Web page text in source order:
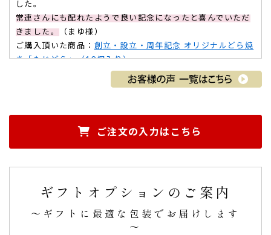
した。
常連さんにも配れたようで良い記念になったと喜んでいただ
きました。
（まゆ様）
ご購入頂いた商品： 創立・設立・周年記念 オリジナルどら焼
き「もじどら」（10個入り）
行きつけの居酒屋さんの周年のお祝い に購入させていただき
急遽飲みに行くことが決まったため、
本来の納期より２日早
ご注文の入力はこちら
ギフトオプションのご案内
～ギフトに最適な包装でお届けします
～